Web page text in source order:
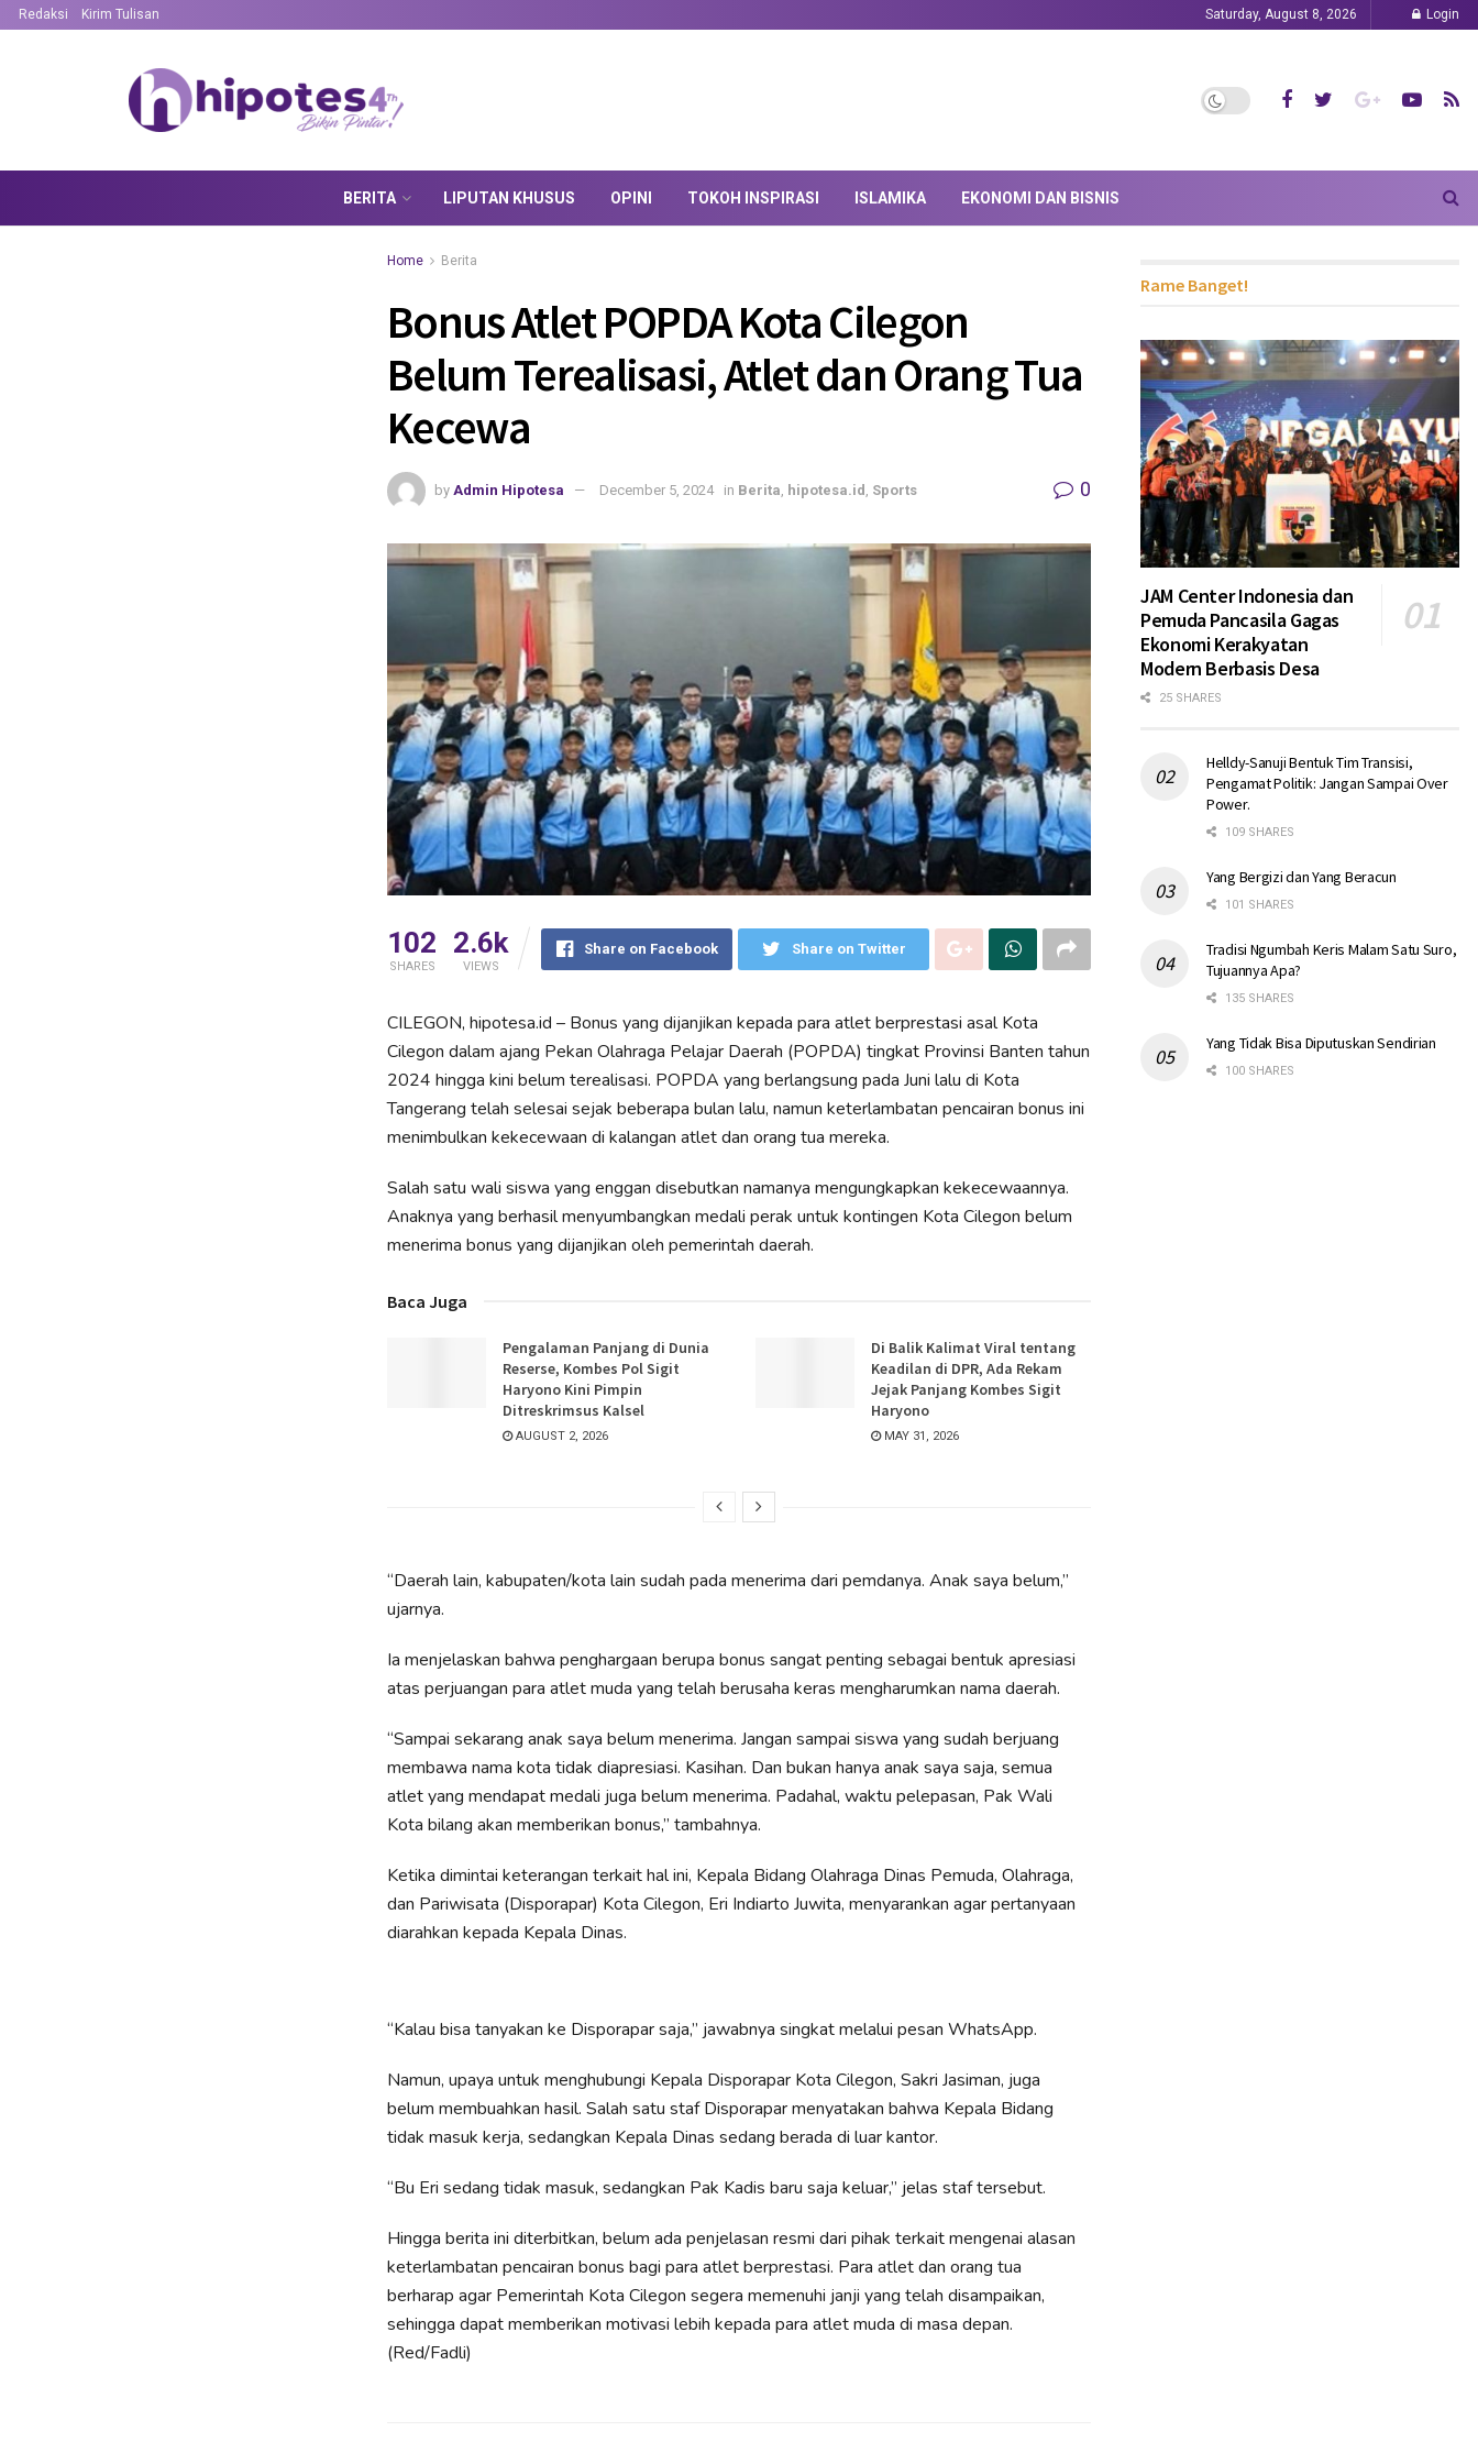
Redaksi Kirim Tulisan Saturday, August 8, 2026 Login
BERITA LIPUTAN KHUSUS OPINI TOKOH INSPIRASI ISLAMIKA EKONOMI DAN BISNIS
Home Berita
Bonus Atlet POPDA Kota Cilegon
Belum Terealisasi, Atlet dan Orang Tua
Kecewa
by Admin Hipotesa December 5, 2024 in Berita hipotesa.id Sports 0
102
SHARES
2.6k
VIEWS
Share on Facebook Share on Twitter
CILEGON, hipotesa.id – Bonus yang dijanjikan kepada para atlet berprestasi asal Kota
Cilegon dalam ajang Pekan Olahraga Pelajar Daerah (POPDA) tingkat Provinsi Banten tahun
2024 hingga kini belum terealisasi. POPDA yang berlangsung pada Juni lalu di Kota
Tangerang telah selesai sejak beberapa bulan lalu, namun keterlambatan pencairan bonus ini
menimbulkan kekecewaan di kalangan atlet dan orang tua mereka.
Salah satu wali siswa yang enggan disebutkan namanya mengungkapkan kekecewaannya.
Anaknya yang berhasil menyumbangkan medali perak untuk kontingen Kota Cilegon belum
menerima bonus yang dijanjikan oleh pemerintah daerah.
Baca Juga
Pengalaman Panjang di Dunia
Reserse, Kombes Pol Sigit
Haryono Kini Pimpin
Ditreskrimsus Kalsel
AUGUST 2, 2026
Di Balik Kalimat Viral tentang
Keadilan di DPR, Ada Rekam
Jejak Panjang Kombes Sigit
Haryono
MAY 31, 2026
“Daerah lain, kabupaten/kota lain sudah pada menerima dari pemdanya. Anak saya belum,”
ujarnya.
Ia menjelaskan bahwa penghargaan berupa bonus sangat penting sebagai bentuk apresiasi
atas perjuangan para atlet muda yang telah berusaha keras mengharumkan nama daerah.
“Sampai sekarang anak saya belum menerima. Jangan sampai siswa yang sudah berjuang
membawa nama kota tidak diapresiasi. Kasihan. Dan bukan hanya anak saya saja, semua
atlet yang mendapat medali juga belum menerima. Padahal, waktu pelepasan, Pak Wali
Kota bilang akan memberikan bonus,” tambahnya.
Ketika dimintai keterangan terkait hal ini, Kepala Bidang Olahraga Dinas Pemuda, Olahraga,
dan Pariwisata (Disporapar) Kota Cilegon, Eri Indiarto Juwita, menyarankan agar pertanyaan
diarahkan kepada Kepala Dinas.
“Kalau bisa tanyakan ke Disporapar saja,” jawabnya singkat melalui pesan WhatsApp.
Namun, upaya untuk menghubungi Kepala Disporapar Kota Cilegon, Sakri Jasiman, juga
belum membuahkan hasil. Salah satu staf Disporapar menyatakan bahwa Kepala Bidang
tidak masuk kerja, sedangkan Kepala Dinas sedang berada di luar kantor.
“Bu Eri sedang tidak masuk, sedangkan Pak Kadis baru saja keluar,” jelas staf tersebut.
Hingga berita ini diterbitkan, belum ada penjelasan resmi dari pihak terkait mengenai alasan
keterlambatan pencairan bonus bagi para atlet berprestasi. Para atlet dan orang tua
berharap agar Pemerintah Kota Cilegon segera memenuhi janji yang telah disampaikan,
sehingga dapat memberikan motivasi lebih kepada para atlet muda di masa depan.
(Red/Fadli)
Rame Banget!
JAM Center Indonesia dan
Pemuda Pancasila Gagas
Ekonomi Kerakyatan
Modern Berbasis Desa
25 SHARES
Helldy-Sanuji Bentuk Tim Transisi,
Pengamat Politik: Jangan Sampai Over
Power.
109 SHARES
Yang Bergizi dan Yang Beracun
101 SHARES
Tradisi Ngumbah Keris Malam Satu Suro,
Tujuannya Apa?
135 SHARES
Yang Tidak Bisa Diputuskan Sendirian
100 SHARES